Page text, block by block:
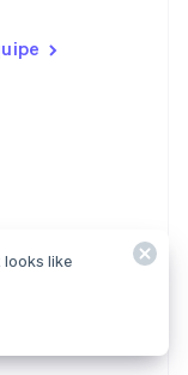
vos flux
paiements
looks like